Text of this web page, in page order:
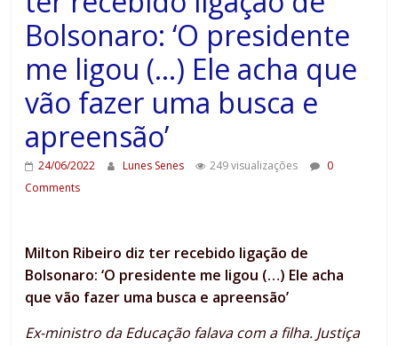
Bolsonaro: ‘O presidente
me ligou (…) Ele acha que
vão fazer uma busca e
apreensão’
24/06/2022 Lunes Senes 249 visualizações
0
Comments
Milton Ribeiro diz ter recebido ligação de
Bolsonaro: ‘O presidente me ligou (…) Ele acha
que vão fazer uma busca e apreensão’
Ex-ministro da Educação falava com a filha. Justiça